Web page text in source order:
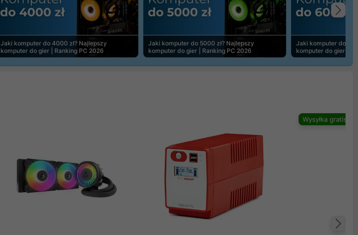
Jaki komputer do 4000 zł? Najlepszy
komputer do gier | Ranking PC 2026
Jaki komputer do 5000 zł? Najlepszy
komputer do gier | Ranking PC 2026
Jaki komputer do
komputer do gier |
Wysyłka gratis